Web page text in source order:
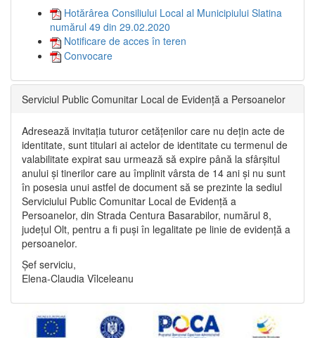
Hotărârea Consiliului Local al Municipiului Slatina
numărul 49 din 29.02.2020
Notificare de acces în teren
Convocare
Serviciul Public Comunitar Local de Evidență a Persoanelor
Adresează invitația tuturor cetățenilor care nu dețin acte de
identitate, sunt titulari ai actelor de identitate cu termenul de
valabilitate expirat sau urmează să expire până la sfârșitul
anului și tinerilor care au împlinit vârsta de 14 ani și nu sunt
în posesia unui astfel de document să se prezinte la sediul
Serviciului Public Comunitar Local de Evidență a
Persoanelor, din Strada Centura Basarabilor, numărul 8,
județul Olt, pentru a fi puși în legalitate pe linie de evidență a
persoanelor.
Șef serviciu,
Elena-Claudia Vîlceleanu